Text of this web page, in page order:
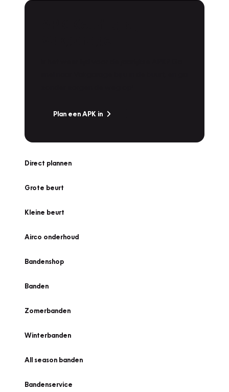
Plan een APK in
Direct plannen
Grote beurt
Kleine beurt
Airco onderhoud
Bandenshop
Banden
Zomerbanden
Winterbanden
All season banden
Bandenservice